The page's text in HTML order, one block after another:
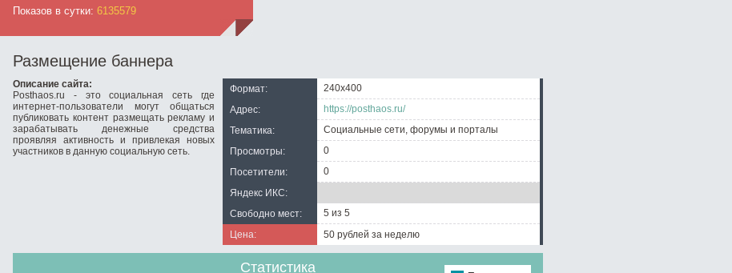
Показов в сутки: 6135579
Размещение баннера
Описание сайта:
Posthaos.ru - это социальная сеть где
интернет-пользователи могут общаться
публиковать контент размещать рекламу и
зарабатывать денежные средства
проявляя активность и привлекая новых
участников в данную социальную сеть.
Формат:
240x400
Адрес:
https://posthaos.ru/
Тематика:
Социальные сети, форумы и порталы
Просмотры:
0
Посетители:
0
Яндекс ИКС:
Cвободно мест:
5 из 5
Цена:
50 рублей за неделю
Статистика